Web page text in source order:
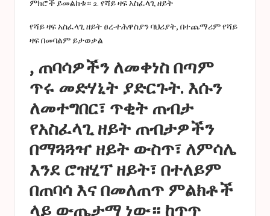
ምክሮች ይመልከቱ። 2. የሻይ ዛፍ አስፈላጊ ዘይት
የሻይ ዛፍ አስፈላጊ ዘይት ፀረ-ተሕዋስያን ባህሪያት, በተጨማሪም የሻይ
ዛፍ በመባልም ይታወቃል
, ጠባሳዎችን ለመቀነስ በጣም
ጥሩ መድሃኒት ያድርጉት. እሱን
ለመተግበር፣ ጥቂት ጠብታ
የአስፈላጊ ዘይት ጠብታዎችን
በማጓጓዣ ዘይት ውስጥ፣ ለምሳሌ
እንደ ሮዝሂፕ ዘይት፣ በተለይም
በጠባሳ እና በመለጠጥ ምልክቶች
ላይ ውጤታማ ነው። ከጥጥ